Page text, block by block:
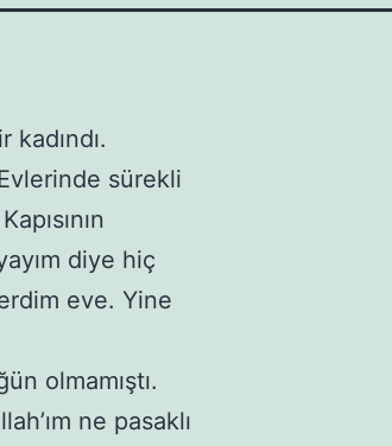
sürekli
diye hiç
eve. Yine
olmamıştı.
ne pasaklı